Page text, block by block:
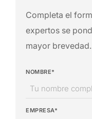
Completa el
expertos se
mayor brevedad.
NOMBRE*
EMPRESA*